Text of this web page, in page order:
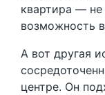
квартира —
возможность
А вот другая
центре. Он